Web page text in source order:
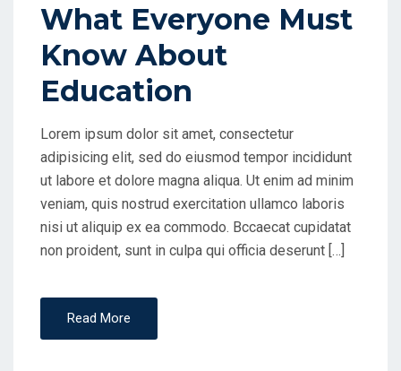
A
D
E
N
What Everyone Must
Know About
Education
Lorem ipsum dolor sit amet, consectetur
adipisicing elit, sed do eiusmod tempor incididunt
ut labore et dolore magna aliqua. Ut enim ad minim
veniam, quis nostrud exercitation ullamco laboris
nisi ut aliquip ex ea commodo. Bccaecat cupidatat
non proident, sunt in culpa qui officia deserunt […]
Read More